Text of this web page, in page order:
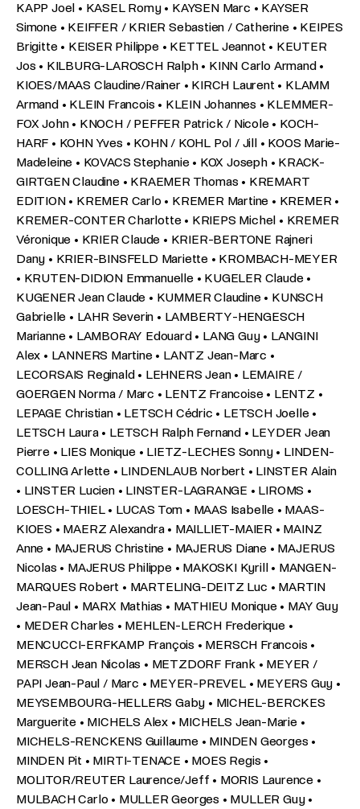
KAPP Joel • KASEL Romy • KAYSEN Marc • KAYSER
Simone • KEIFFER / KRIER Sebastien / Catherine • KEIPES
Brigitte • KEISER Philippe • KETTEL Jeannot • KEUTER
Jos • KILBURG-LAROSCH Ralph • KINN Carlo Armand •
KIOES/MAAS Claudine/Rainer • KIRCH Laurent • KLAMM
Armand • KLEIN Francois • KLEIN Johannes • KLEMMER-
FOX John • KNOCH / PEFFER Patrick / Nicole • KOCH-
HARF • KOHN Yves • KOHN / KOHL Pol / Jill • KOOS Marie-
Madeleine • KOVACS Stephanie • KOX Joseph • KRACK-
GIRTGEN Claudine • KRAEMER Thomas • KREMART
EDITION • KREMER Carlo • KREMER Martine • KREMER •
KREMER-CONTER Charlotte • KRIEPS Michel • KREMER
Véronique • KRIER Claude • KRIER-BERTONE Rajneri
Dany • KRIER-BINSFELD Mariette • KROMBACH-MEYER
• KRUTEN-DIDION Emmanuelle • KUGELER Claude •
KUGENER Jean Claude • KUMMER Claudine • KUNSCH
Gabrielle • LAHR Severin • LAMBERTY-HENGESCH
Marianne • LAMBORAY Edouard • LANG Guy • LANGINI
Alex • LANNERS Martine • LANTZ Jean-Marc •
LECORSAIS Reginald • LEHNERS Jean • LEMAIRE /
GOERGEN Norma / Marc • LENTZ Francoise • LENTZ •
LEPAGE Christian • LETSCH Cédric • LETSCH Joelle •
LETSCH Laura • LETSCH Ralph Fernand • LEYDER Jean
Pierre • LIES Monique • LIETZ-LECHES Sonny • LINDEN-
COLLING Arlette • LINDENLAUB Norbert • LINSTER Alain
• LINSTER Lucien • LINSTER-LAGRANGE • LIROMS •
LOESCH-THIEL • LUCAS Tom • MAAS Isabelle • MAAS-
KIOES • MAERZ Alexandra • MAILLIET-MAIER • MAINZ
Anne • MAJERUS Christine • MAJERUS Diane • MAJERUS
Nicolas • MAJERUS Philippe • MAKOSKI Kyrill • MANGEN-
MARQUES Robert • MARTELING-DEITZ Luc • MARTIN
Jean-Paul • MARX Mathias • MATHIEU Monique • MAY Guy
• MEDER Charles • MEHLEN-LERCH Frederique •
MENCUCCI-ERFKAMP François • MERSCH Francois •
MERSCH Jean Nicolas • METZDORF Frank • MEYER /
PAPI Jean-Paul / Marc • MEYER-PREVEL • MEYERS Guy •
MEYSEMBOURG-HELLERS Gaby • MICHEL-BERCKES
Marguerite • MICHELS Alex • MICHELS Jean-Marie •
MICHELS-RENCKENS Guillaume • MINDEN Georges •
MINDEN Pit • MIRTI-TENACE • MOES Regis •
MOLITOR/REUTER Laurence/Jeff • MORIS Laurence •
MULBACH Carlo • MULLER Georges • MULLER Guy •